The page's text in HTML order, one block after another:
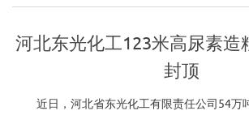
河北东光化工123米高尿素造
封顶
近日，河北省东光化工有限责任公司54万